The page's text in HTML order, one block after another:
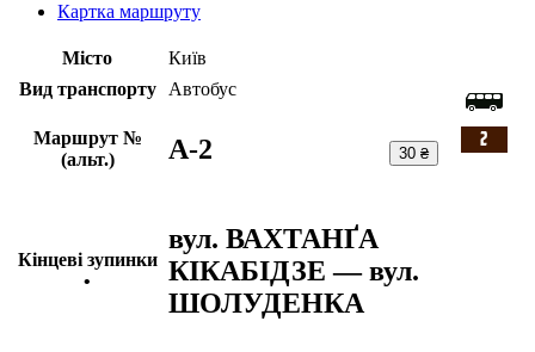
Картка маршруту
Місто
Київ
Вид транспорту
Автобус
Маршрут №
(альт.)
A-2 30 ₴
Кінцеві зупинки
•
вул. ВАХТАНҐА
КІКАБІДЗЕ — вул.
ШОЛУДЕНКА